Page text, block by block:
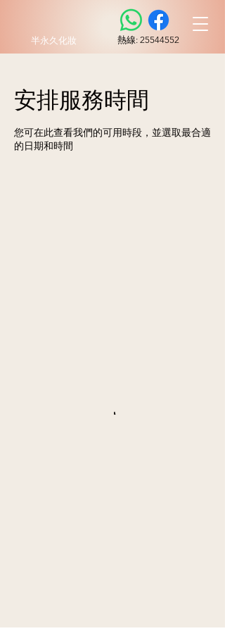
半永久化妝 ​熱線: 25544552
安排服務時間
您可在此查看我們的可用時段，並選取最合適
的日期和時間